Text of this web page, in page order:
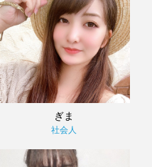
ぎま
社会人